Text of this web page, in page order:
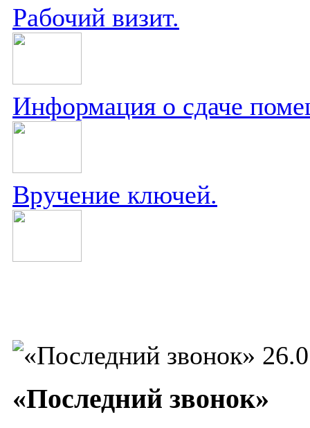
Рабочий визит.
Информация о сдаче
Вручение ключей.
«Последний звонок»